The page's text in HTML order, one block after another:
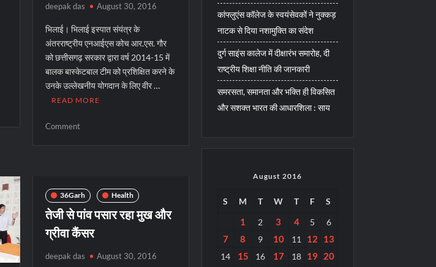
deepak das August 30, 2016
भिलाई। भिलाई इस्पात संयंत्र के
अंतरराष्ट्रीय एनआईएस कोच आर.एस. गौर
को छत्तीसगढ़ सरकार द्वारा वर्ष 2014-15 में
बालक बास्केटबाल टीम को प्रशिक्षित करने के
उनके उल्लेखनीय योगदान के लिए वीर …
READ MORE
Commenton
को
वीर
हनुमान
सिंह
36Garh Health
तेजी से पांव पसार रहा मुख और
ग्रीवा कैंसर
deepak das August 30, 2016
कांफ्लुएंस कॉलेज के स्वयंसेवकों ने नुक्कड़
नाटक से दिया नशामुक्ति का संदेश
दुर्ग साइंस कालेज में दीक्षारंभ समारोह, दी
राष्ट्रीय शिक्षा नीति की जानकारी
समरसता, समानता और भक्ति ही विकसित
और सशक्त भारत की आधारशिला : साय
August 2016
S M T W T F S
1 2 3 4 5 6
7 8 9 10 11 12 13
14 15 16 17 18 19 20